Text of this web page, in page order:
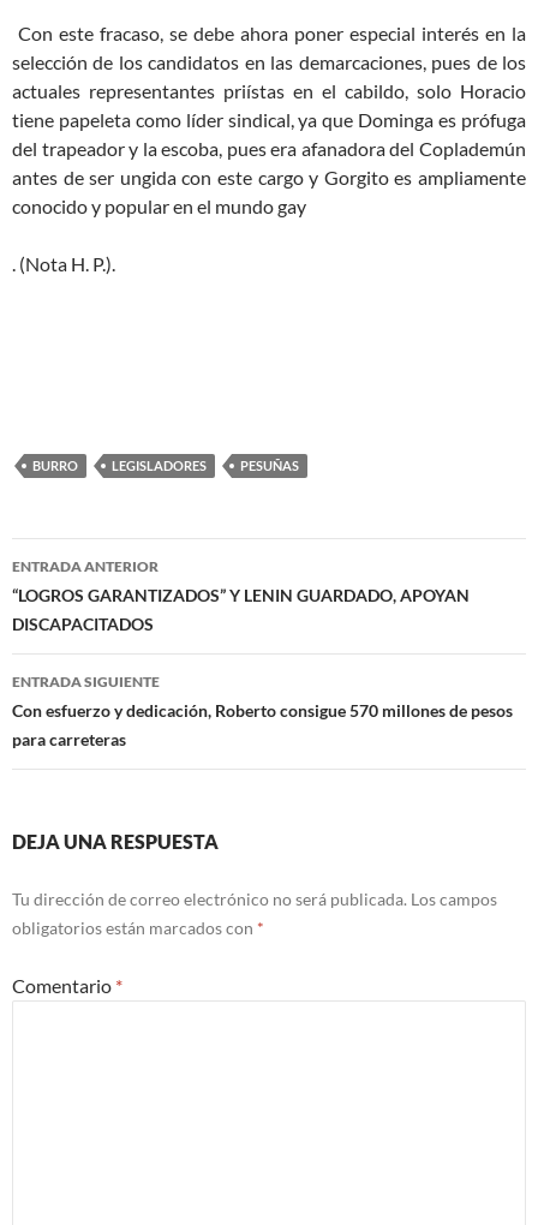
Con este fracaso, se debe ahora poner especial interés en la
selección de los candidatos en las demarcaciones, pues de los
actuales representantes priístas en el cabildo, solo Horacio
tiene papeleta como líder sindical, ya que Dominga es prófuga
del trapeador y la escoba, pues era afanadora del Coplademún
antes de ser ungida con este cargo y Gorgito es ampliamente
conocido y popular en el mundo gay
. (Nota H. P.).
BURRO LEGISLADORES PESUÑAS
Navegación
de
entradas
ENTRADA ANTERIOR
“LOGROS GARANTIZADOS” Y LENIN GUARDADO, APOYAN
DISCAPACITADOS
ENTRADA SIGUIENTE
Con esfuerzo y dedicación, Roberto consigue 570 millones de pesos
para carreteras
DEJA UNA RESPUESTA
Tu dirección de correo electrónico no será publicada. Los campos
obligatorios están marcados con *
Comentario *